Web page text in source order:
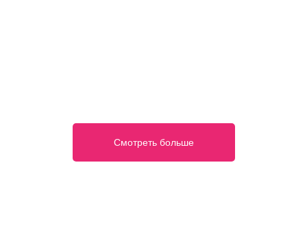
Смотреть больше